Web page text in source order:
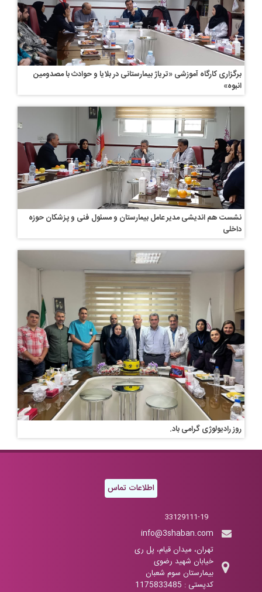
برگزاری کارگاه آموزشی «تریاژ بیمارستانی در بلایا و حوادث با مصدومین
انبوه»
نشست هم اندیشی مدیر عامل بیمارستان و مسئول فنی و پزشکان حوزه
داخلی
روز رادیولوژی گرامی باد.
اطلاعات تماس
33129111-19
info@3shaban.com
تهران، میدان قیام، پل ری
خیابان شهید رضوی
بیمارستان سوم شعبان
کدپستی : 1175833485